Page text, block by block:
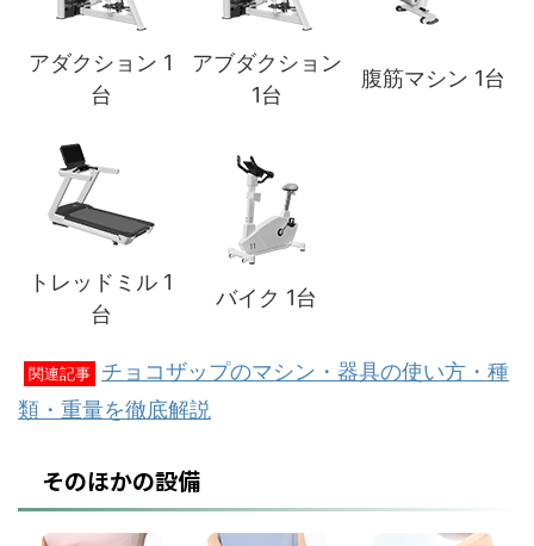
アダクション 1
台
アブダクション
1台
腹筋マシン 1台
トレッドミル 1
台
バイク 1台
関連記事
チョコザップのマシン・器具の使い方・種
類・重量を徹底解説
そのほかの設備